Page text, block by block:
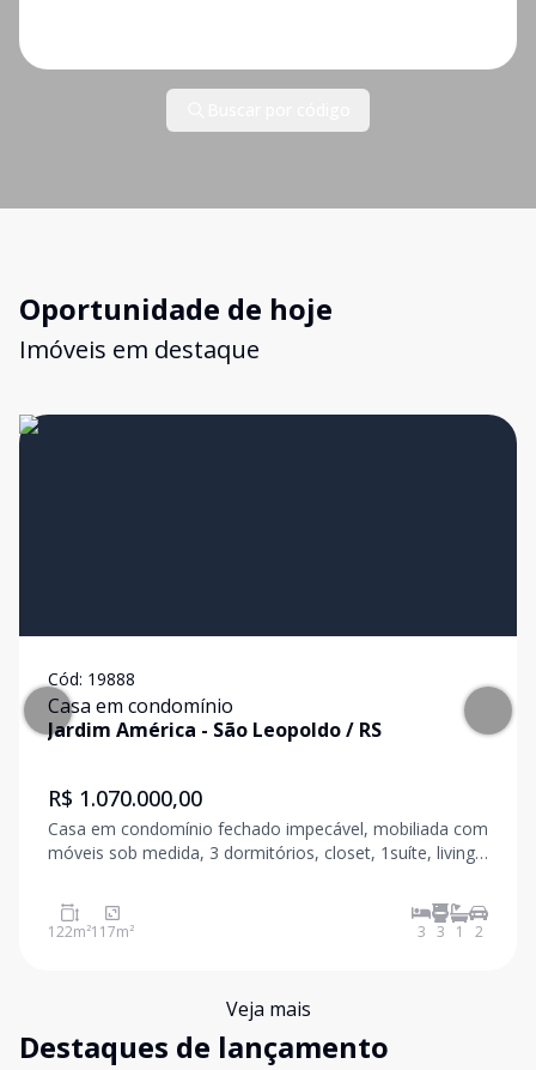
Oportunidade de hoje
Imóveis em destaque
Cód: 19888
Casa em condomínio
Jardim América - São Leopoldo/ RS
R$ 1.070.000,00
Casa em condomínio fechado impecável, mobiliada com
móveis sob medida, 3 dormitórios, closet, 1suíte, living
serviço com lavadora, secadora e aquecedor,
churrasqueira, deck em madeira, ofurô, vista para
122m²117m² 3 3 1 2
Veja mais
Destaques de lançamento